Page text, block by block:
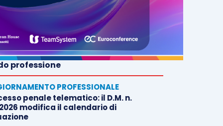
professione
PROFESSIONALE
penale telematico: il D.M. n.
modifica il calendario di